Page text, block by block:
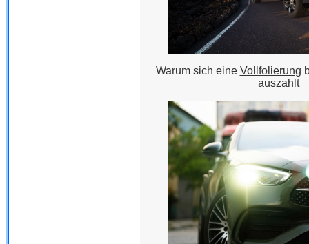
Warum sich eine Vollfolierung
auszahlt